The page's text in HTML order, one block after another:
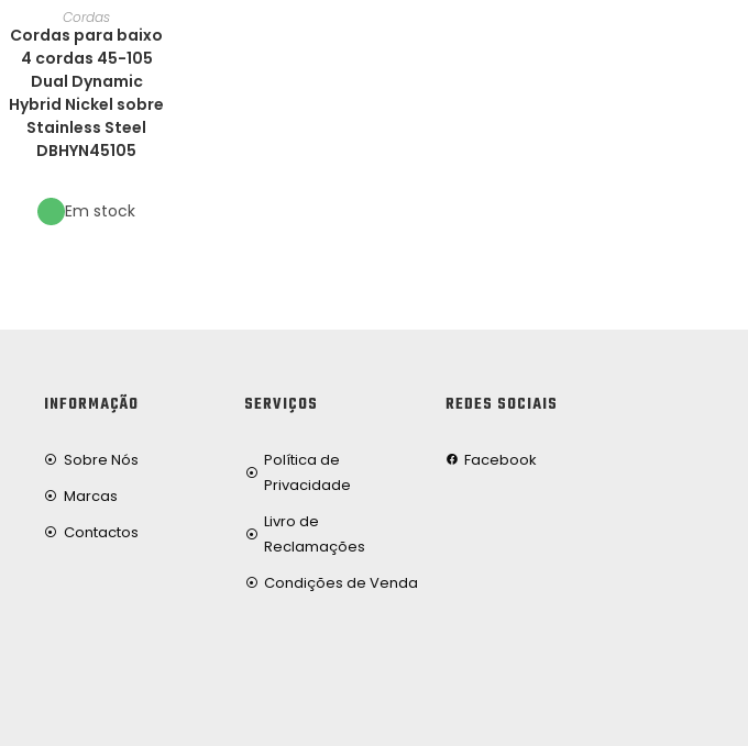
Cordas
Cordas para baixo
4 cordas 45-105
Dual Dynamic
Hybrid Nickel sobre
Stainless Steel
DBHYN45105
Em stock
INFORMAÇÃO
Sobre Nós
Marcas
Contactos
SERVIÇOS
Política de
Privacidade
Livro de
Reclamações
Condições de Venda
REDES SOCIAIS
Facebook